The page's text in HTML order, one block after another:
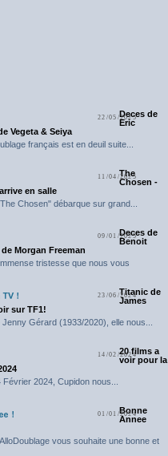
22/05/2025Deces de
Eric
Vegeta & Seiya
français est en deuil suite...
11/04/2025
The
Chosen -
en salle
Chosen" débarque sur grand...
09/01/2025Deces de
Benoit
Morgan Freeman
tristesse que nous vous
23/06/2024Titanic de
James
sur TF1!
Gérard (1933/2020), elle nous...
14/02/202420 films a
voir pour la
2024, Cupidon nous...
01/01/2024
Bonne
Annee
vous souhaite une bonne et